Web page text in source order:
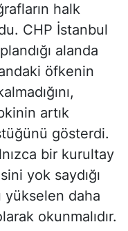
halk
CHP İstanbul
alanda
öfkenin
artık
gösterdi.
bir kurultay
yok saydığı
yükselen daha
okunmalıdır.